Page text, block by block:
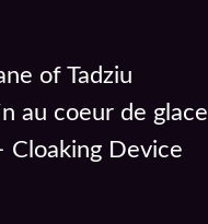
of Tadziu
au coeur de glace
Cloaking Device